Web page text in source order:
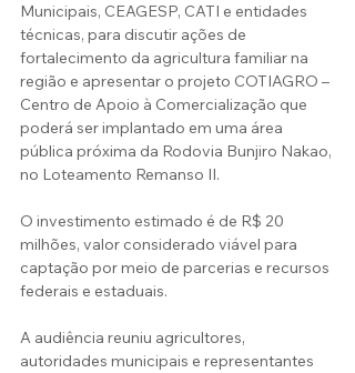
Municipais, CEAGESP, CATI e entidades
técnicas, para discutir ações de
fortalecimento da agricultura familiar na
região e apresentar o projeto COTIAGRO –
Centro de Apoio à Comercialização que
poderá ser implantado em uma área
pública próxima da Rodovia Bunjiro Nakao,
no Loteamento Remanso II.
O investimento estimado é de R$ 20
milhões, valor considerado viável para
captação por meio de parcerias e recursos
federais e estaduais.
A audiência reuniu agricultores,
autoridades municipais e representantes